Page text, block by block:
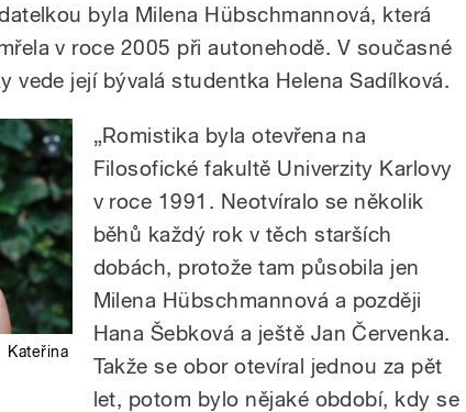
byla Milena Hübschmannová, která
v roce 2005 při autonehodě. V současné
vede její bývalá studentka Helena Sadílková.
Kateřina
„Romistika byla otevřena na
Filosofické fakultě Univerzity Karlovy
v roce 1991. Neotvíralo se několik
běhů každý rok v těch starších
dobách, protože tam působila jen
Milena Hübschmannová a později
Hana Šebková a ještě Jan Červenka.
Takže se obor otevíral jednou za pět
let, potom bylo nějaké období, kdy se